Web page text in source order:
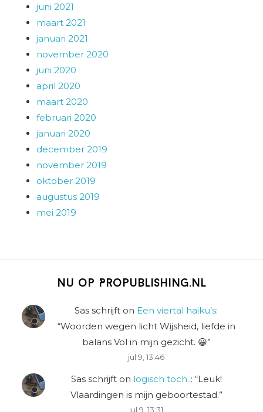
juni 2021
maart 2021
januari 2021
november 2020
juni 2020
april 2020
maart 2020
februari 2020
januari 2020
december 2019
november 2019
oktober 2019
augustus 2019
mei 2019
Nu op Propublishing.nl
Sas schrijft on Een viertal haiku’s:
“Woorden wegen licht Wijsheid, liefde in
balans Vol in mijn gezicht. 😀”
jul 9, 13:46
Sas schrijfton logisch toch..: “Leuk!
Vlaardingen is mijn geboortestad.”
jul 9, 13:31